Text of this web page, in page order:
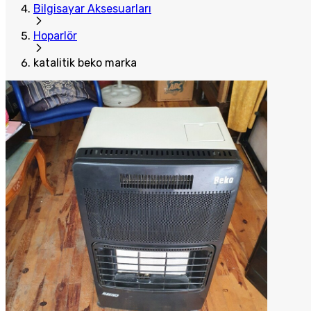
Bilgisayar Aksesuarları
Hoparlör
katalitik beko marka